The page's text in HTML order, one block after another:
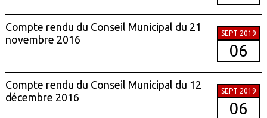
Compte rendu du Conseil Municipal du 21
novembre 2016
SEPT 2019
06
Compte rendu du Conseil Municipal du 12
décembre 2016
SEPT 2019
06